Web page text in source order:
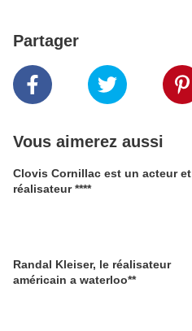
Partager
Vous aimerez aussi
Clovis Cornillac est un acteur et
réalisateur ****
Randal Kleiser, le réalisateur
américain a waterloo**